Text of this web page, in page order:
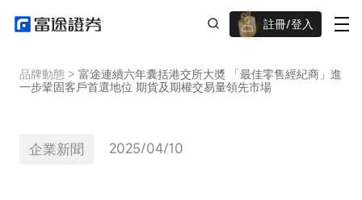
註冊/登入
迎新驚喜賞 股票/BTC等任你揀!
品牌動態> 富途連續六年囊括港交所大奬 「最佳零售經紀商」進
一步鞏固客戶首選地位 期貨及期權交易量領先市場
企業新聞 2025/04/10